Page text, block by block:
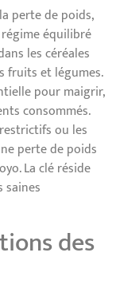
perte de poids,
équilibré
les céréales
fruits et légumes.
pour maigrir,
consommés.
ou les
perte de poids
La clé réside
saines
des